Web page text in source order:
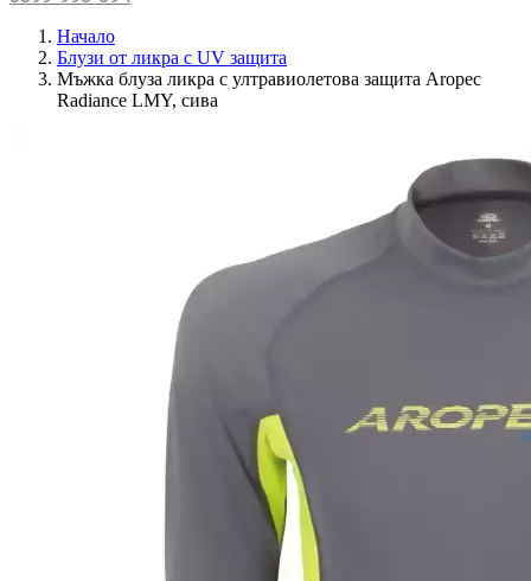
Начало
Блузи от ликра с UV защита
Мъжка блуза ликра с ултравиолетова защита Aropec
Radiance LMY, сива